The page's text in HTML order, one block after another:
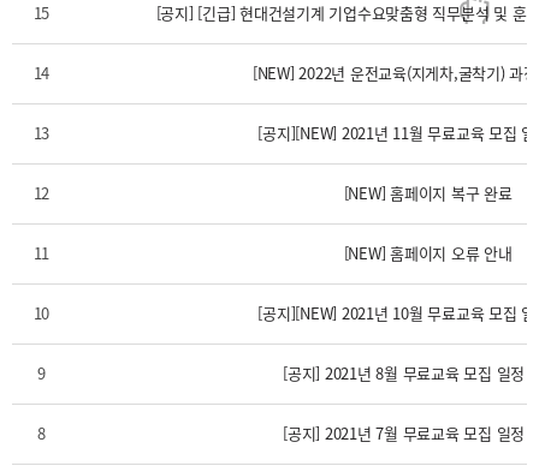
15 [공지] [긴급] 현대건설기계 기업수요맞춤형 직무분석 및 훈
14 [NEW] 2022년 운전교육(지게차,굴착기) 과
13 [공지][NEW] 2021년 11월 무료교육 모집
12 [NEW] 홈페이지 복구 완료
11 [NEW] 홈페이지 오류 안내
10 [공지][NEW] 2021년 10월 무료교육 모집
9 [공지] 2021년 8월 무료교육 모집 일정
8 [공지] 2021년 7월 무료교육 모집 일정